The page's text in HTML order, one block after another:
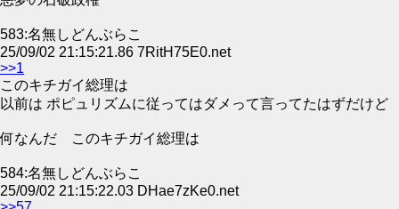
583:名無しどんぶらこ
25/09/02 21:15:21.86 7RitH75E0.net
>>1
このキチガイ総理は
以前は ポピュリズムに従ってはダメって言ってたはずだけど
何なんだ このキチガイ総理は
584:名無しどんぶらこ
25/09/02 21:15:22.03 DHae7zKe0.net